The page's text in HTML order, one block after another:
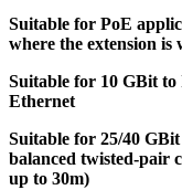
Suitable for PoE
where the extension
Suitable for 10 GBit
Ethernet
Suitable for 25/40
balanced twisted-pair
up to 30m)